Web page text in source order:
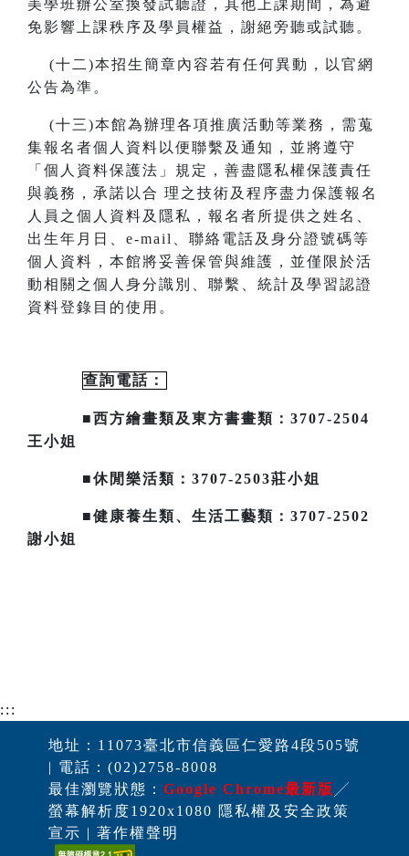
美學班辦公室換發試聽證， 其他上課期間，為避
免影響上課秩序及學員權益，謝絕旁聽或試聽。
(十二)本招生簡章內容若有任何異動 ，
以官網
公告為準。
(十三)本館為辦理各項推廣活動等業務，需蒐
集報名者個人資料以便聯繫及通知，並將遵守
「個人資料保護法」規定，善盡隱私權保護責任
與義務，承諾以合 理之技術及程序盡力保護報名
人員之個人資料及隱私，報名者所提供之姓名、
出生年月日、 e-mail
、聯絡電話及身分證號碼等
個人資料，本館將妥善保管與維護，並僅限於活
動相關之個人身分識別、聯繫、統計及 學習認證
資料登錄目的使用。
查詢電話：
■西方繪畫類及東方書畫類：3707-2504
王小姐
■休閒樂活類：3707-2503莊小姐
■健康養生類、生活工藝類：3707-2502
謝小姐
:::
地址：11073臺北市信義區仁愛路4段505號
| 電話：(02)2758-8008
最佳瀏覽狀態： Google Chrome最新版 ╱
螢幕解析度1920x1080 隱私權及安全政策
宣示 | 著作權聲明